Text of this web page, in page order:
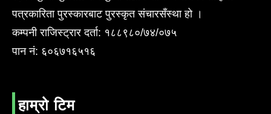
पत्रकारिता पुरस्कारबाट पुरस्कृत संचारसँस्था हो ।
कम्पनी राजिस्ट्रार दर्ता: १८८९८०/७४/०७५
पान नं: ६०६७१६५१६
हाम्रो टिम